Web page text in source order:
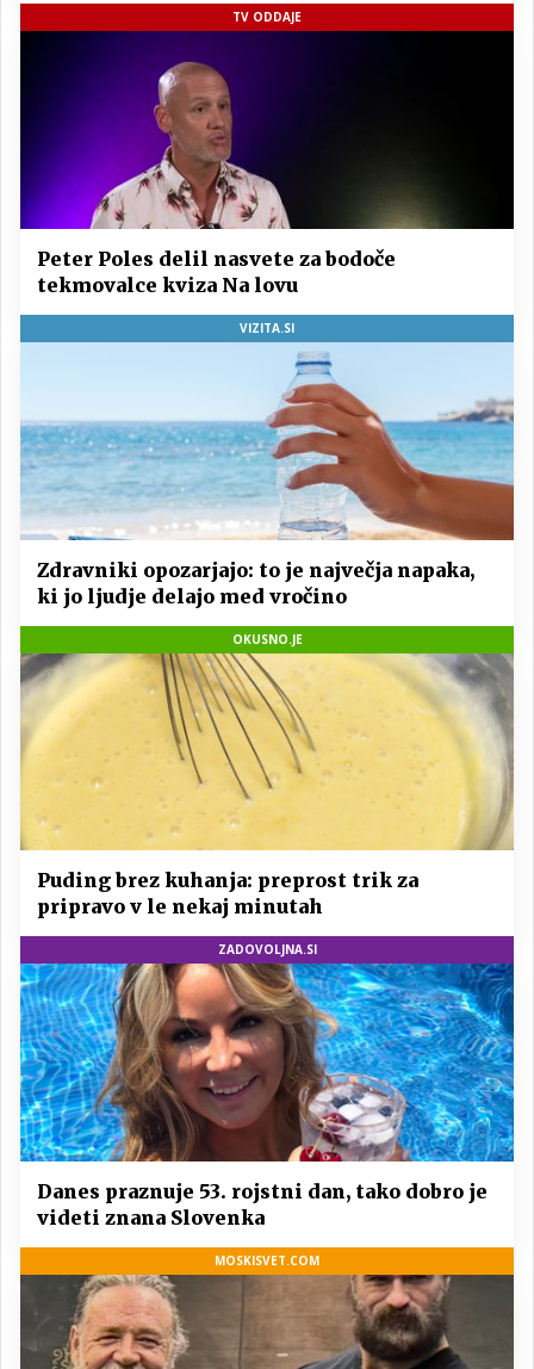
TV ODDAJE
Peter Poles delil nasvete za bodoče
tekmovalce kviza Na lovu
VIZITA.SI
Zdravniki opozarjajo: to je največja napaka,
ki jo ljudje delajo med vročino
OKUSNO.JE
Puding brez kuhanja: preprost trik za
pripravo v le nekaj minutah
ZADOVOLJNA.SI
Danes praznuje 53. rojstni dan, tako dobro je
videti znana Slovenka
MOSKISVET.COM